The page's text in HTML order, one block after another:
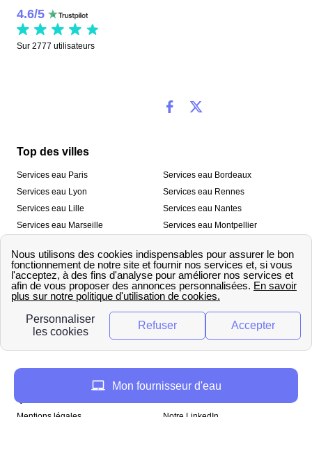
4.6/5
Sur 2777 utilisateurs
Top des villes
Services eau Paris
Services eau Lyon
Services eau Lille
Services eau Marseille
Services eau Toulon
Services eau Bordeaux
Services eau Rennes
Services eau Nantes
Services eau Montpellier
Services eau Strasbourg
Nos outils
🛁 Simulateur consommation eau
💧 Comparer les fournisseurs
d’eau
Qui sommes-nous ?
Mentions légales
Notre LinkedIn
Mon fournisseur d'eau